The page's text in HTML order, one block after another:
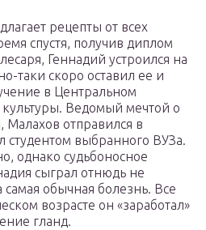
рецепты от всех
спустя, получив диплом
Геннадий устроился на
таки скоро оставил ее и
в Центральном
культуры. Ведомый мечтой о
отправился в
студентом выбранного ВУЗа.
однако судьбоносное
сыграл отнюдь не
самая обычная болезнь. Все
возрасте он «заработал»
гланд.